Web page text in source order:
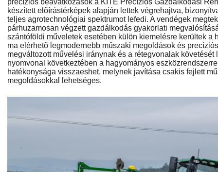
készített előírástérképek alapján lettek végrehajtva,
teljes agrotechnológiai spektrumot lefedi. A vendégek
párhuzamosan végzett gazdálkodás gyakorlati
szántóföldi műveletek esetében külön kiemelésre kerültek a
ma elérhető legmodernebb műszaki megoldások és
megváltozott művelési iránynak és a rétegvonalak követését
nyomvonal következtében a hagyományos
hatékonysága visszaeshet, melynek javítása csakis fejlett
megoldásokkal lehetséges.